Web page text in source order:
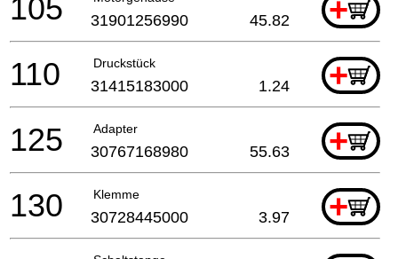
+
105 31901256990 45.82
Druckstück +
110 31415183000 1.24
Adapter +
125 30767168980 55.63
Klemme +
130 30728445000 3.97